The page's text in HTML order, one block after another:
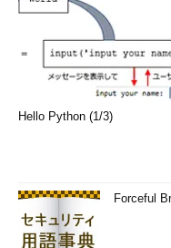
Hello Python (1/3)
Forceful